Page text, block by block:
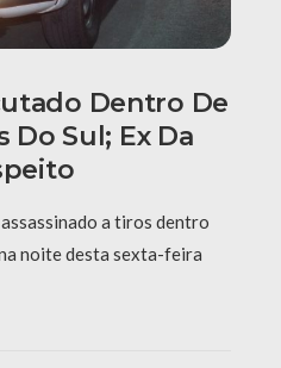
Dentro De
Do Sul; Ex Da
a tiros dentro
noite desta sexta-feira